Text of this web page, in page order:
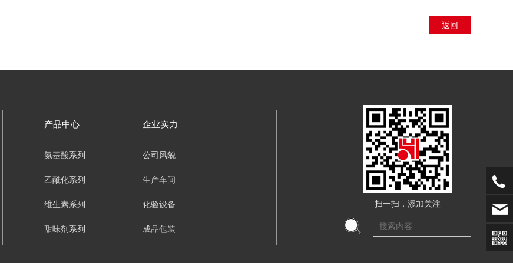
返回
产品中心
氨基酸系列
乙酰化系列
维生素系列
甜味剂系列
企业实力
公司风貌
生产车间
化验设备
成品包装
扫一扫，添加关注